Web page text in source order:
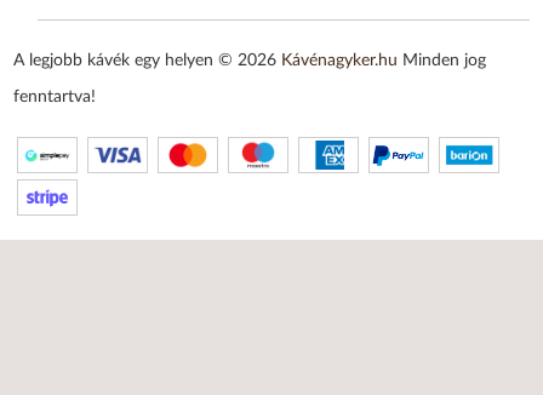
A legjobb kávék egy helyen © 2026 Kávénagyker.hu Minden jog
fenntartva!